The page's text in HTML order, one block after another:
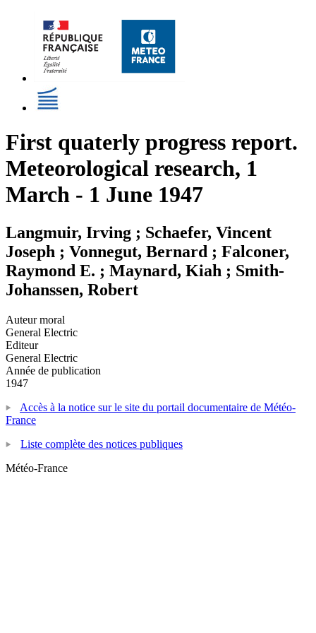
First quaterly progress report.
Meteorological research, 1
March - 1 June 1947
Langmuir, Irving ; Schaefer, Vincent
Joseph ; Vonnegut, Bernard ; Falconer,
Raymond E. ; Maynard, Kiah ; Smith-
Johanssen, Robert
Auteur moral
General Electric
Editeur
General Electric
Année de publication
1947
Accès à la notice sur le site du portail documentaire de Météo-
France
Liste complète des notices publiques
Météo-France